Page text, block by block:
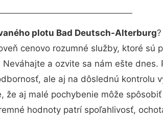
plotu Bad Deutsch-Alterburg
cenovo rozumné služby, ktoré sú
Neváhajte a ozvite sa nám ešte
ale aj na dôslednú kontrolu
že aj malé pochybenie môže
hodnoty patrí spoľahlivosť,